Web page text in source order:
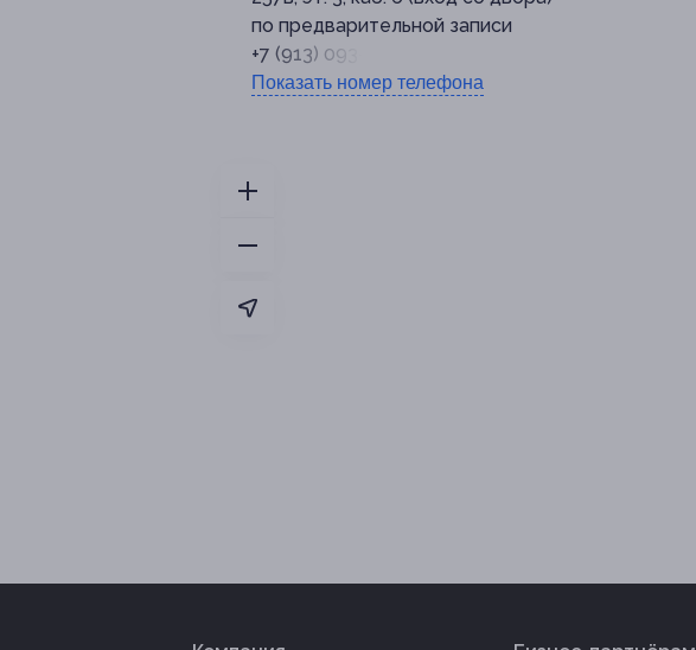
по предварительной записи
+7 (913) 093-00-64
Показать номер телефона